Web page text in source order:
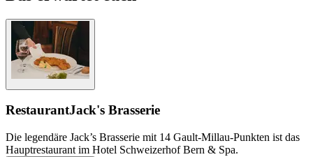
RestaurantJack's Brasserie
Die legendäre Jack’s Brasserie mit 14 Gault-Millau-Punkten ist das
Hauptrestaurant im Hotel Schweizerhof Bern & Spa.